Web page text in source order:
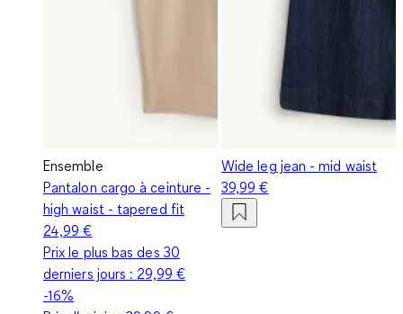
Ensemble
Pantalon cargo à ceinture -
high waist - tapered fit
24,99 €
Prix le plus bas des 30
derniers jours : 29,99 €
-16%
Wide leg jean - mid waist
39,99 €